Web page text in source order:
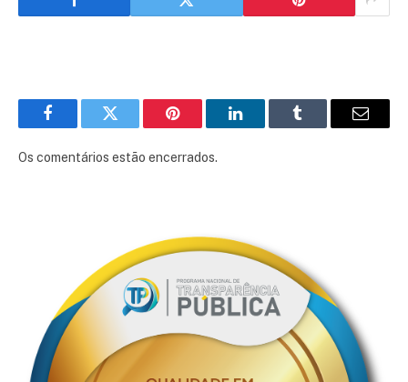
FacebookTwitter Pinterest LinkedInTumblr
E-
Os comentários estão encerrados.